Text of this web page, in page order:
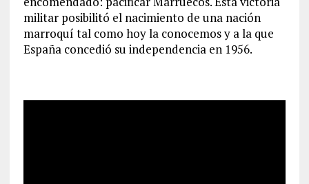
militar posibilitó el nacimiento de una nación
marroquí tal como hoy la conocemos y a la que
España concedió su independencia en 1956.